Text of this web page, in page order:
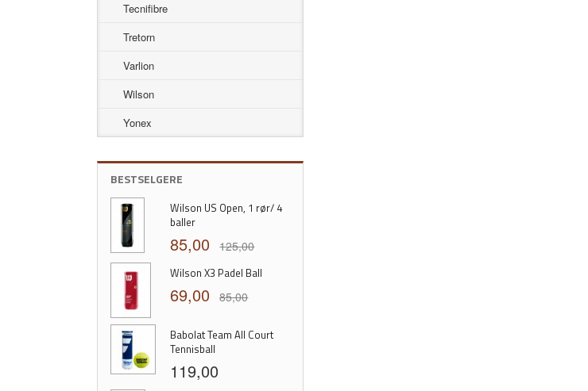
Tecnifibre
Tretorn
Varlion
Wilson
Yonex
BESTSELGERE
Wilson US Open, 1 rør/ 4
baller
85,00
125,00
Wilson X3 Padel Ball
69,00 85,00
Babolat Team All Court
Tennisball
119,00